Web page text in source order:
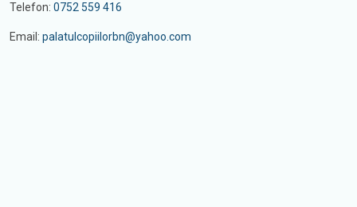
Telefon: 0752 559 416
Email: palatulcopiilorbn@yahoo.com